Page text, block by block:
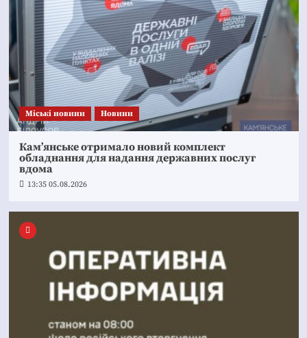
Mіські новини Новини
Кам’янське отримало новий комплект
обладнання для надання державних послуг
вдома
13:35 05.08.2026